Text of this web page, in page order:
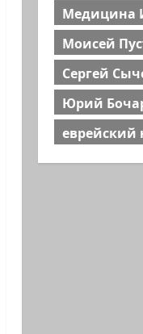
Медицина
Моисей
Сергей
Юрий